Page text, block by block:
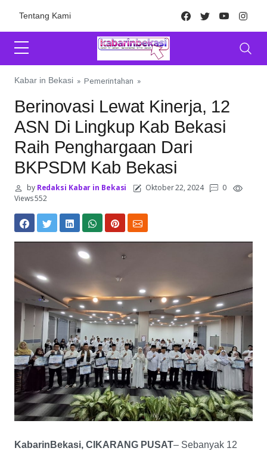
Tentang Kami Facebook
TwitterYoutube
Kabar in Bekasi » Pemerintahan »
Berinovasi Lewat Kinerja, 12
ASN Di Lingkup Kab Bekasi
Raih Penghargaan Dari
BKPSDM Kab Bekasi
byRedaksi Kabar in Bekasi Oktober 22, 2024
0
Views 552
KabarinBekasi, CIKARANG PUSAT– Sebanyak 12